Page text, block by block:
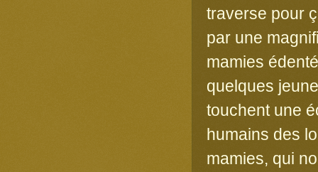
traverse pour
par une
mamies
quelques
touchent une
humains des
mamies, qui